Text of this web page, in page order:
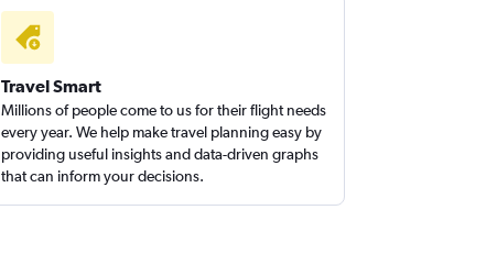
Travel Smart
Millions of people come to us for their flight needs
every year. We help make travel planning easy by
providing useful insights and data-driven graphs
that can inform your decisions.